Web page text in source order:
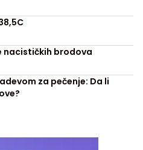
nacističkih brodova
za pečenje: Da li